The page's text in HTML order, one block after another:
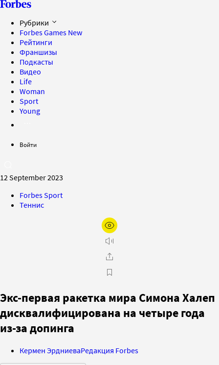
Рубрики
Forbes Games New
Рейтинги
Франшизы
Подкасты
Видео
Life
Woman
Sport
Young
Войти
12 September 2023
Forbes Sport
Теннис
Экс-первая ракетка мира Симона Халеп
дисквалифицирована на четыре года
из-за допинга
Кермен ЭрдниеваРедакция Forbes